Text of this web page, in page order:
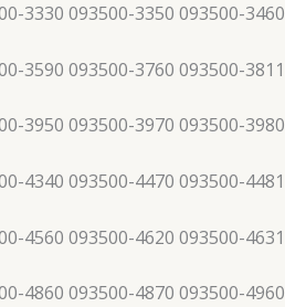
3330 093500-3350 093500-3460
3590 093500-3760 093500-3811
3950 093500-3970 093500-3980
4340 093500-4470 093500-4481
4560 093500-4620 093500-4631
4860 093500-4870 093500-4960